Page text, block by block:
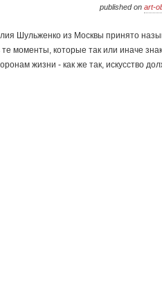
published on art-
Шульженко из Москвы принято
моменты, которые так или иначе
жизни - как же так, искусство